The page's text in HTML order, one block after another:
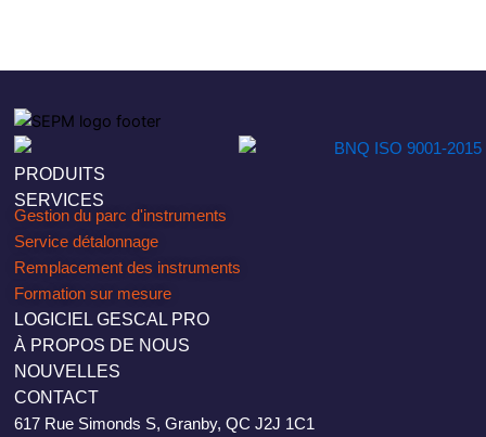
PRODUITS
SERVICES
Gestion du parc d'instruments
Service détalonnage
Remplacement des instruments
Formation sur mesure
LOGICIEL GESCAL PRO
À PROPOS DE NOUS
NOUVELLES
CONTACT
617 Rue Simonds S, Granby, QC J2J 1C1